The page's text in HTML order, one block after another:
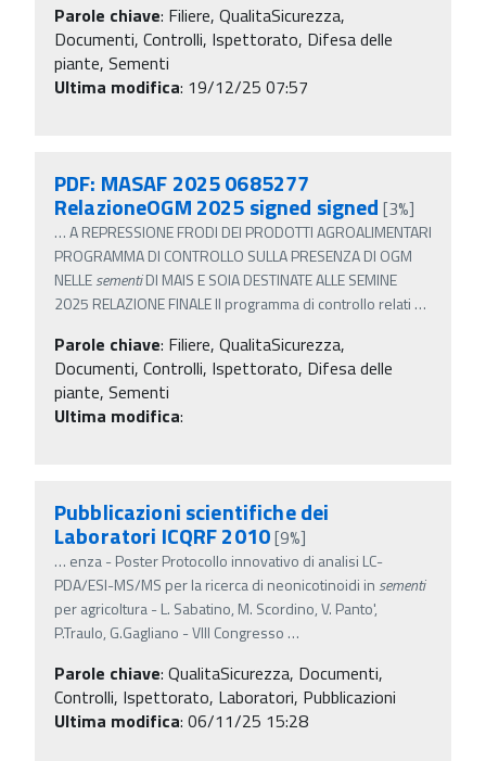
Parole chiave: Filiere, QualitaSicurezza,
Documenti, Controlli, Ispettorato, Difesa delle
piante, Sementi
Ultima modifica: 19/12/25 07:57
PDF: MASAF 2025 0685277
RelazioneOGM 2025 signed signed [3%]
…A REPRESSIONE FRODI DEI PRODOTTI AGROALIMENTARI
PROGRAMMA DI CONTROLLO SULLA PRESENZA DI OGM
NELLEsementiDI MAIS E SOIA DESTINATE ALLE SEMINE
2025 RELAZIONE FINALE Il programma di controllo relati …
Parole chiave: Filiere, QualitaSicurezza,
Documenti, Controlli, Ispettorato, Difesa delle
piante, Sementi
Ultima modifica:
Pubblicazioni scientifiche dei
Laboratori ICQRF 2010[9%]
… enza - Poster Protocollo innovativo di analisi LC-
PDA/ESI-MS/MS per la ricerca di neonicotinoidi in sementi
per agricoltura - L. Sabatino, M. Scordino, V. Panto',
P.Traulo, G.Gagliano - VIII Congresso …
Parole chiave: QualitaSicurezza, Documenti,
Controlli, Ispettorato, Laboratori, Pubblicazioni
Ultima modifica: 06/11/25 15:28